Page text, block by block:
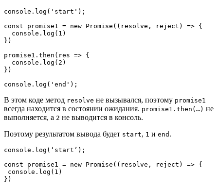
console.log('start');
const promise1 = new Promise((resolve, reject) => {
  console.log(1)
})
promise1.then(res => {
  console.log(2)
})
console.log('end');
В этом коде метод resolve не вызывался, поэтому promise1
всегда находится в состоянии ожидания. promise1.then(…) не
выполняется, а 2 не выводится в консоль.
Поэтому результатом вывода будет start, 1 и end .
console.log(‘start’);
const promise1 = new Promise((resolve, reject) => {
})